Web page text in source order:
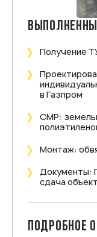
Получение
в Газпром
СМР:
Монтаж:
Документы:
сдача
ПОДРОБНОЕ